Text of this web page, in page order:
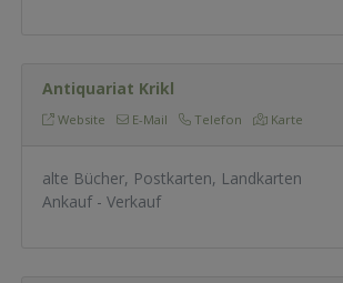
Antiquariat Krikl
Website E-Mail Telefon Karte
alte Bücher, Postkarten, Landkarten
Ankauf - Verkauf